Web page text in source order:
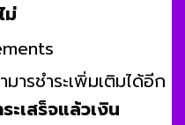
ม่
ารชำระเพิ่มเติมได้อีก
ะเสร็จแล้วเงิน